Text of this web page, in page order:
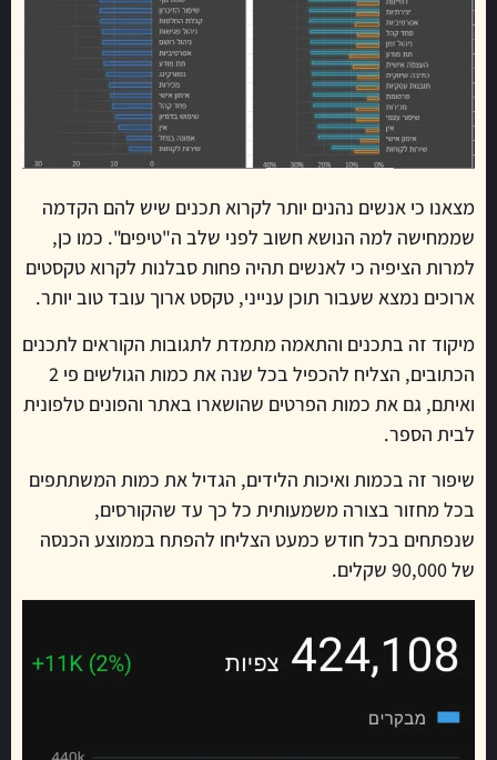
מצאנו כי אנשים נהנים יותר לקרוא תכנים שיש להם הקדמה
שממחישה למה הנושא חשוב לפני שלב ה"טיפים". כמו כן,
למרות הציפיה כי לאנשים תהיה פחות סבלנות לקרוא טקסטים
ארוכים נמצא שעבור תוכן ענייני, טקסט ארוך עובד טוב יותר.
מיקוד זה בתכנים והתאמה מתמדת לתגובות הקוראים לתכנים
הכתובים, הצליח להכפיל בכל שנה את כמות הגולשים פי 2
ואיתם, גם את כמות הפרטים שהושארו באתר והפונים טלפונית
לבית הספר.
שיפור זה בכמות ואיכות הלידים, הגדיל את כמות המשתתפים
בכל מחזור בצורה משמעותית כל כך עד שהקורסים,
שנפתחים בכל חודש כמעט הצליחו להפתח בממוצע הכנסה
של 90,000 שקלים.